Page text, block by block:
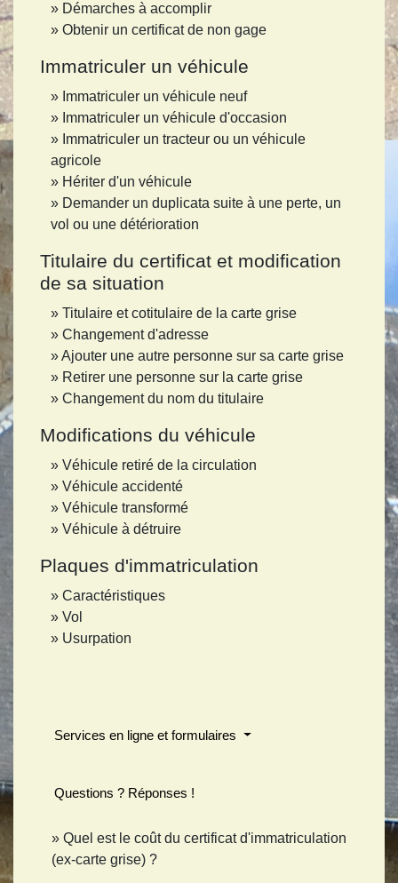
Démarches à accomplir
Obtenir un certificat de non gage
Immatriculer un véhicule
Immatriculer un véhicule neuf
Immatriculer un véhicule d'occasion
Immatriculer un tracteur ou un véhicule
agricole
Hériter d'un véhicule
Demander un duplicata suite à une perte, un
vol ou une détérioration
Titulaire du certificat et modification
de sa situation
Titulaire et cotitulaire de la carte grise
Changement d'adresse
Ajouter une autre personne sur sa carte grise
Retirer une personne sur la carte grise
Changement du nom du titulaire
Modifications du véhicule
Véhicule retiré de la circulation
Véhicule accidenté
Véhicule transformé
Véhicule à détruire
Plaques d'immatriculation
Caractéristiques
Vol
Usurpation
Services en ligne et formulaires
Questions ? Réponses !
Quel est le coût du certificat d'immatriculation
(ex-carte grise) ?